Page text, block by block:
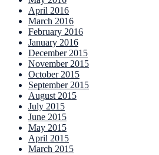
April 2016
March 2016
February 2016
January 2016
December 2015
November 2015
October 2015
September 2015
August 2015
July 2015
June 2015
May 2015
April 2015
March 2015